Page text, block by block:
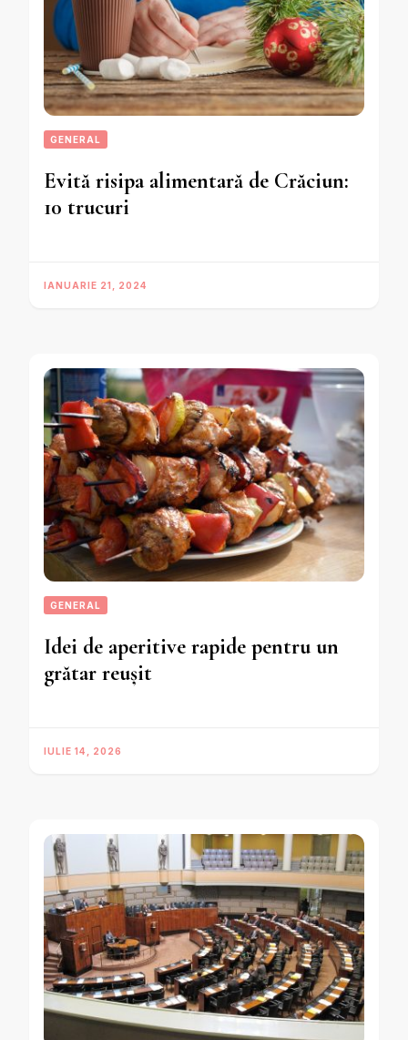
GENERAL
Evită risipa alimentară de Crăciun:
10 trucuri
IANUARIE 21, 2024
GENERAL
Idei de aperitive rapide pentru un
grătar reușit
IULIE 14, 2026